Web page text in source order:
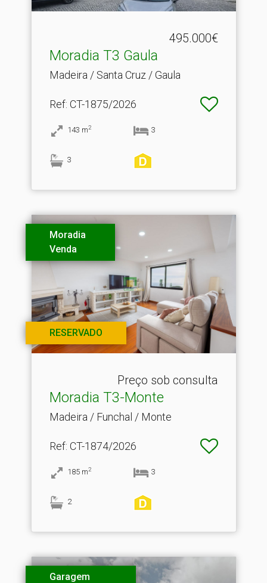
495.000€
Moradia T3 Gaula
Madeira / Santa Cruz / Gaula
Ref: CT-1875/2026
143 m2 3
3
Moradia
Venda
RESERVADO
Preço sob consulta
Moradia T3-Monte
Madeira / Funchal / Monte
Ref: CT-1874/2026
185 m2 3
2
Garagem